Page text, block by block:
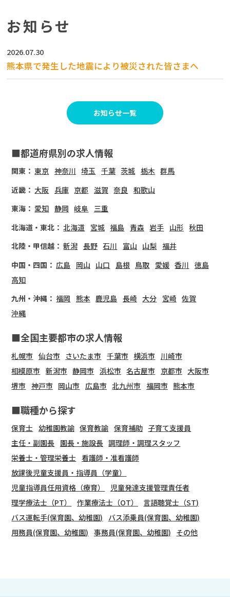
お知らせ
2026.07.30
熊本県で発生した地震により被災された皆さまへ
お知らせ一覧
■都道府県別の求人情報
関東： 東京 神奈川 埼玉 千葉 茨城 栃木 群馬
近畿： 大阪 兵庫 京都 滋賀 奈良 和歌山
東海： 愛知 静岡 岐阜
三重
北海道・東北： 北海道 宮城 福島 青森 岩手 山形 秋田
北陸・甲信越： 新潟 長野 石川 富山 山梨 福井
中国・四国： 広島 岡山 山口 島根 鳥取 愛媛 香川 徳島
高知
九州・沖縄： 福岡 熊本 鹿児島 長崎 大分 宮崎 佐賀
沖縄
■全国主要都市の求人情報
札幌市 仙台市 さいたま市 千葉市 横浜市
川崎市
相模原市 新潟市 静岡市 浜松市 名古屋市 京都市 大阪市
堺市 神戸市 岡山市 広島市 北九州市 福岡市 熊本市
■職種から探す
保育士 幼稚園教諭 保育教諭 保育補助 子育て支援員
主任・副園長 園長・施設長 調理師・調理スタッフ
栄養士・管理栄養士 看護師・准看護師
放課後児童支援員・指導員（学童）
児童指導員任用資格（療育）
児童発達支援管理責任者
理学療法士（PT）
作業療法士（OT）
言語聴覚士（ST)
バス運転手(保育園、幼稚園)
バス添乗員(保育園、幼稚園)
用務員(保育園、幼稚園) 事務員(保育園、幼稚園) その他